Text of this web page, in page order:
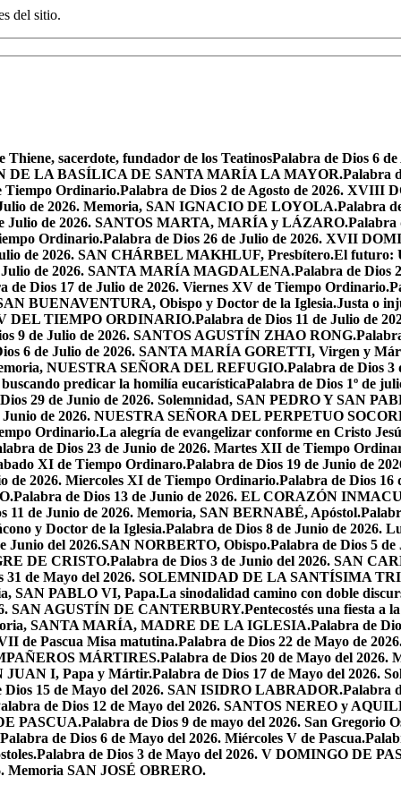
del sitio.
Thiene, sacerdote, fundador de los TeatinosPalabra de Dios 6
DE LA BASÍLICA DE SANTA MARÍA LA MAYOR.Palabra
Tiempo Ordinario.Palabra de Dios 2 de Agosto de 2026.
de 2026. Memoria, SAN IGNACIO DE LOYOLA.Palabra
Julio de 2026. SANTOS MARTA, MARÍA y LÁZARO.Palabra
Ordinario.Palabra de Dios 26 de Julio de 2026. XVII
de 2026. SAN CHÁRBEL MAKHLUF, Presbítero.El futuro:
Julio de 2026. SANTA MARÍA MAGDALENA.Palabra de Dios
de Dios 17 de Julio de 2026. Viernes XV de Tiempo Ordinario.
BUENAVENTURA, Obispo y Doctor de la Iglesia.Justa o
DEL TIEMPO ORDINARIO.Palabra de Dios 11 de Julio de
9 de Julio de 2026. SANTOS AGUSTÍN ZHAO RONG.
6 de Julio de 2026. SANTA MARÍA GORETTI, Virgen y
NUESTRA SEÑORA DEL REFUGIO.Palabra de Dios 3
predicar la homilía eucarísticaPalabra de Dios 1º de
29 de Junio de 2026. Solemnidad, SAN PEDRO Y SAN
Junio de 2026. NUESTRA SEÑORA DEL PERPETUO
Ordinario.La alegría de evangelizar conforme en Cristo
de Dios 23 de Junio de 2026. Martes XII de Tiempo
XI de Tiempo Ordinaro.Palabra de Dios 19 de Junio de
de 2026. Miercoles XI de Tiempo Ordinario.Palabra de Dios 16
Palabra de Dios 13 de Junio de 2026. EL CORAZÓN
11 de Junio de 2026. Memoria, SAN BERNABÉ, Apóstol.
y Doctor de la Iglesia.Palabra de Dios 8 de Junio de 2026.
Junio del 2026.SAN NORBERTO, Obispo.Palabra de Dios 5
DE CRISTO.Palabra de Dios 3 de Junio del 2026. SAN
31 de Mayo del 2026. SOLEMNIDAD DE LA SANTÍSIMA
SAN PABLO VI, Papa.La sinodalidad camino con doble
SAN AGUSTÍN DE CANTERBURY.Pentecostés una fiesta a
SANTA MARÍA, MADRE DE LA IGLESIA.Palabra de
de Pascua Misa matutina.Palabra de Dios 22 de Mayo de
MÁRTIRES.Palabra de Dios 20 de Mayo del 2026.
JUAN I, Papa y Mártir.Palabra de Dios 17 de Mayo del 2026.
Dios 15 de Mayo del 2026. SAN ISIDRO LABRADOR.Palabra
de Dios 12 de Mayo del 2026. SANTOS NEREO y
PASCUA.Palabra de Dios 9 de mayo del 2026. San Gregorio
Palabra de Dios 6 de Mayo del 2026. Miércoles V de Pascua.
Palabra de Dios 3 de Mayo del 2026. V DOMINGO DE
Memoria SAN JOSÉ OBRERO.